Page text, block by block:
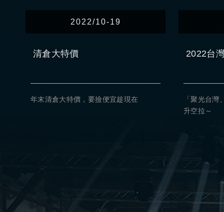
2022/10-19
清倉大特價
年末清倉大特價，要撿便宜趁現在
2022台
「聚光台
升空拉～